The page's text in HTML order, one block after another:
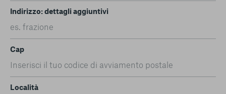
Indirizzo: dettagli aggiuntivi
Cap
Località